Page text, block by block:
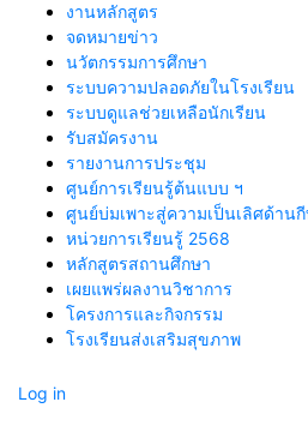
งานหลักสูตร
จดหมายข่าว
นวัตกรรมการศึกษา
ระบบความปลอดภัยในโรงเรียน
ระบบดูแลช่วยเหลือนักเรียน
รับสมัครงาน
รายงานการประชุม
ศูนย์การเรียนรู้ต้นแบบ ฯ
ศูนย์บ่มเพาะสู่ความเป็นเลิศด้าน
หน่วยการเรียนรู้ 2568
หลักสูตรสถานศึกษา
เผยแพร่ผลงานวิชาการ
โครงการและกิจกรรม
โรงเรียนส่งเสริมสุขภาพ
Log in